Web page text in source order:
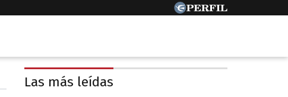
Las más leídas